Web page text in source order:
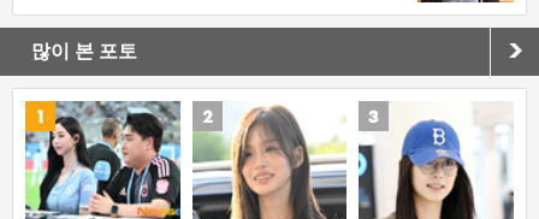
많이 본 포토